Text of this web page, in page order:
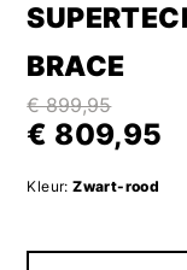
BRACE
€ 899,95
€ 809,95
Kleur: Zwart-rood